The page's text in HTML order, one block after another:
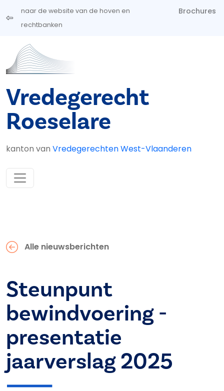
Overslaan en naar de inhoud gaan
naar de website van de hoven en
rechtbanken
Brochures
Vredegerecht
Roeselare
kanton van Vredegerechten West-Vlaanderen
Alle nieuwsberichten
Steunpunt
bewindvoering -
presentatie
jaarverslag 2025